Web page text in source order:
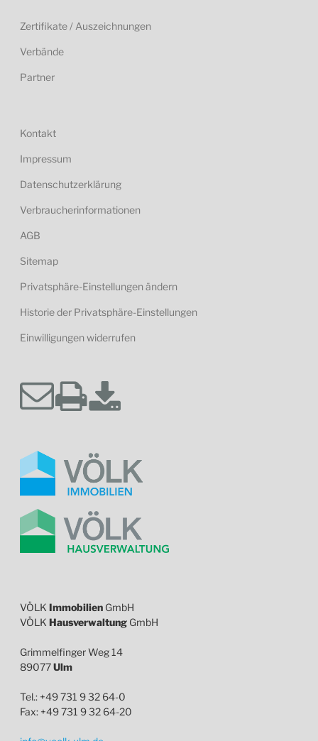
Zertifikate / Auszeichnungen
Verbände
Partner
Kontakt
Impressum
Datenschutzerklärung
Verbraucherinformationen
AGB
Sitemap
Privatsphäre-Einstellungen ändern
Historie der Privatsphäre-Einstellungen
Einwilligungen widerrufen
VÖLK Immobilien GmbH
VÖLK Hausverwaltung GmbH
Grimmelfinger Weg 14
89077Ulm
Tel.: +49 731 9 32 64-0
Fax: +49 731 9 32 64-20